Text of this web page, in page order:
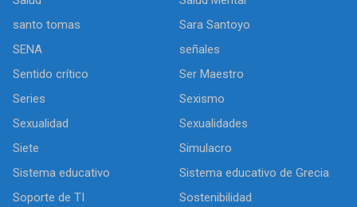
santo tomas
Sara Santoyo
SENA
señales
Sentido crítico
Ser Maestro
Series
Sexismo
Sexualidad
Sexualidades
Siete
Simulacro
Sistema educativo
Sistema educativo de Grecia
Soporte de TI
Sostenibilidad